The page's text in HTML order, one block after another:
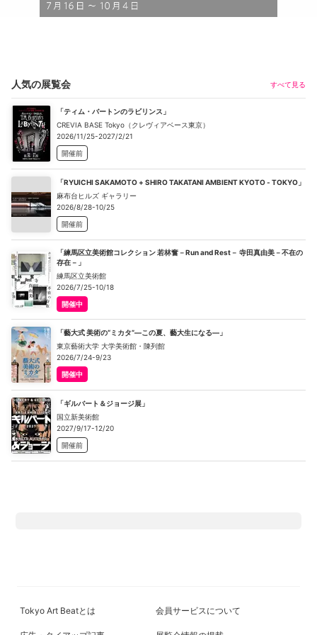
人気の展覧会 すべて見る
「ティム・バートンのラビリンス」
CREVIA BASE Tokyo（クレヴィアベース東京）
2026/11/25-2027/2/21
開催前
「RYUICHI SAKAMOTO + SHIRO TAKATANI AMBIENT KYOTO - TOKYO」
麻布台ヒルズ ギャラリー
2026/8/28-10/25
開催前
「練馬区立美術館コレクション 若林奮－Run and Rest－ 寺田真由美－不在の
存在－」
練馬区立美術館
2026/7/25-10/18
開催中
「藝大式 美術の“ミカタ”―この夏、藝大生になる―」
東京藝術大学 大学美術館・陳列館
2026/7/24-9/23
開催中
「ギルバート＆ジョージ展」
国立新美術館
2027/9/17-12/20
開催前
Tokyo Art Beatとは 会員サービスについて